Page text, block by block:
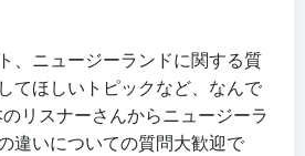
、ニュージーランドに関する質
てほしいトピックなど、なんで
リスナーさんからニュージーラ
違いについての質問大歓迎で